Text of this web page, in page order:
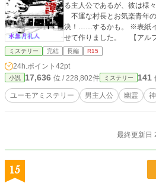
る主人公であるが、彼は様
不運な村長とお気楽青年
決！……するかも。 ※表紙イラストはフリー素材を組み合わ
せて作りました。 【アル
す。
ミステリー 完結 長編 R15
24h.ポイント 42pt
小説 17,636 位 / 228,802件 ミステリー 141
ユーモアミステリー 男主人公 幽霊 神
最終更新日
15